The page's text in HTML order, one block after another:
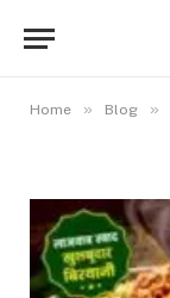
Home » Blog »